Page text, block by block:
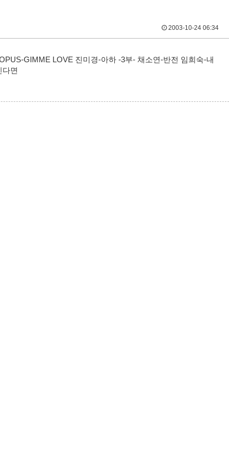
2003-10-24 06:34
GIMME LOVE 진미경-아하 -3부- 채소연-반전 임희숙-내
다면